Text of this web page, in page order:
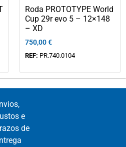
Roda PROTOTYPE World
Cup 29r evo 5 – 12×148
– XD
750,00€
REF: PR.740.0104
e
de